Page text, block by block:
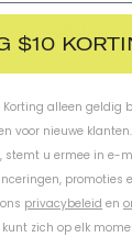
middelen
of ander
vereist. Alleen
niet worden
$10
alleen geldig
voor nieuwe
stemt u ermee in e-
promoties
privacybeleid en
kunt zich op elk